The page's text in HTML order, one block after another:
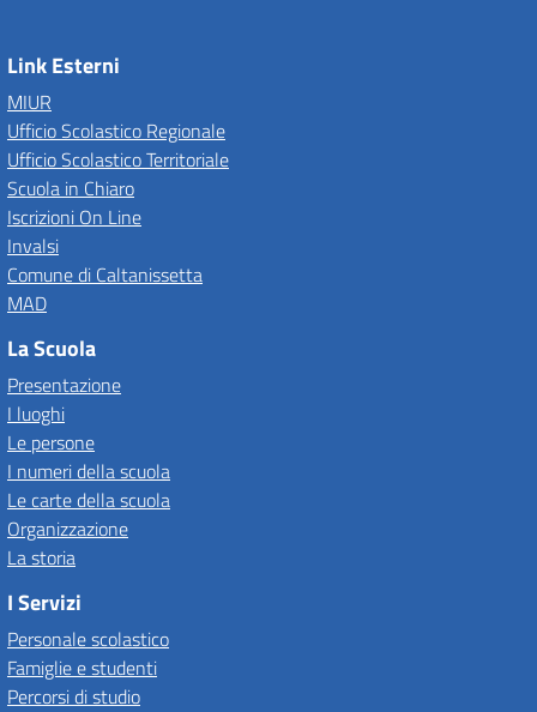
Link Esterni
MIUR
Ufficio Scolastico Regionale
Ufficio Scolastico Territoriale
Scuola in Chiaro
Iscrizioni On Line
Invalsi
Comune di Caltanissetta
MAD
La Scuola
Presentazione
I luoghi
Le persone
I numeri della scuola
Le carte della scuola
Organizzazione
La storia
I Servizi
Personale scolastico
Famiglie e studenti
Percorsi di studio